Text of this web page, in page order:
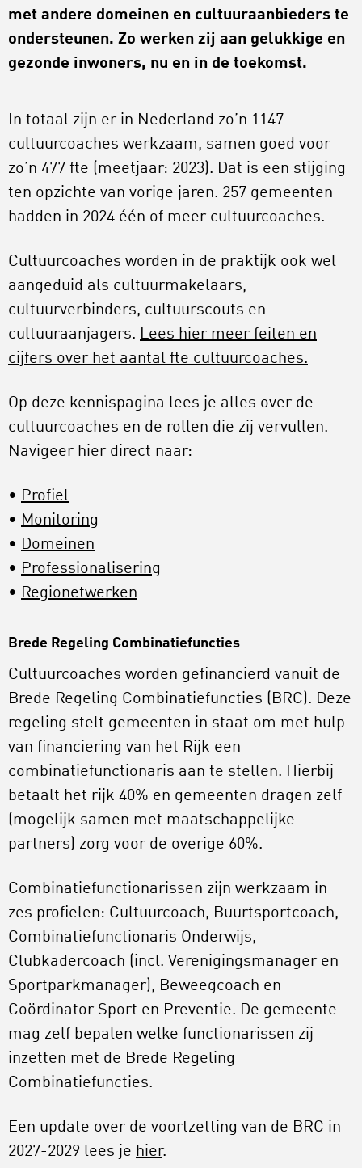
met andere domeinen en cultuuraanbieders te
ondersteunen. Zo werken zij aan gelukkige en
gezonde inwoners, nu en in de toekomst.
In totaal zijn er in Nederland zo’n 1147
cultuurcoaches werkzaam, samen goed voor
zo’n 477 fte (meetjaar: 2023). Dat is een stijging
ten opzichte van vorige jaren. 257 gemeenten
hadden in 2024 één of meer cultuurcoaches.
Cultuurcoaches worden in de praktijk ook wel
aangeduid als cultuurmakelaars,
cultuurverbinders, cultuurscouts en
cultuuraanjagers. Lees hier meer feiten en
cijfers over het aantal fte cultuurcoaches.
Op deze kennispagina lees je alles over de
cultuurcoaches en de rollen die zij vervullen.
Navigeer hier direct naar:
Profiel
Monitoring
Domeinen
Professionalisering
Regionetwerken
Brede Regeling Combinatiefuncties
Cultuurcoaches worden gefinancierd vanuit de
Brede Regeling Combinatiefuncties (BRC). Deze
regeling stelt gemeenten in staat om met hulp
van financiering van het Rijk een
combinatiefunctionaris aan te stellen. Hierbij
betaalt het rijk 40% en gemeenten dragen zelf
(mogelijk samen met maatschappelijke
partners) zorg voor de overige 60%.
Combinatiefunctionarissen zijn werkzaam in
zes profielen: Cultuurcoach, Buurtsportcoach,
Combinatiefunctionaris Onderwijs,
Clubkadercoach (incl. Verenigingsmanager en
Sportparkmanager), Beweegcoach en
Coördinator Sport en Preventie. De gemeente
mag zelf bepalen welke functionarissen zij
inzetten met de Brede Regeling
Combinatiefuncties.
Een update over de voortzetting van de BRC in
2027-2029 lees je hier.